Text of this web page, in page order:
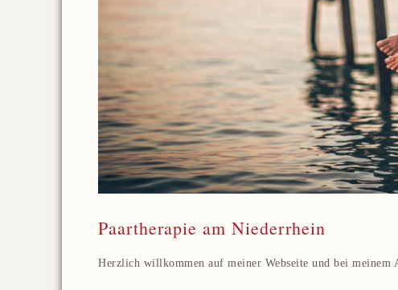
Paartherapie am Niederrhein
Herzlich willkommen auf meiner Webseite und bei meinem